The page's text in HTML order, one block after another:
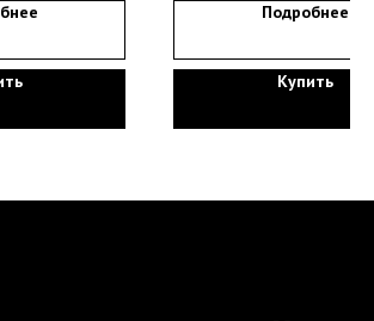
Подробнее
Купить
офертой.